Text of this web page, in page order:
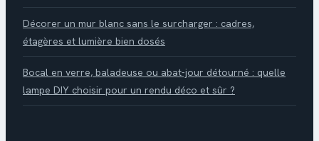
Décorer un mur blanc sans le surcharger : cadres,
étagères et lumière bien dosés
Bocal en verre, baladeuse ou abat-jour détourné : quelle
lampe DIY choisir pour un rendu déco et sûr ?